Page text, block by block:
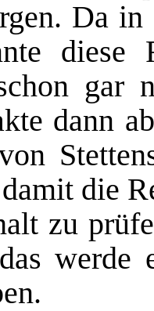
Da
gar
dann
damit die
zu
werde